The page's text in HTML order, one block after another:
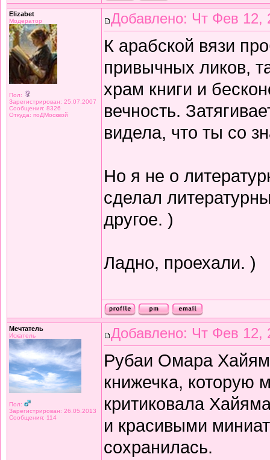
Elizabet
Модератор
Пол:
Зарегистрирован: 25.07.2007
Сообщения: 8326
Откуда: поДМосквой
Добавлено: Чт Фев 12,
К арабской вязи
привычных ликов,
храм книги и
вечность.
видела, что ты со
Но я не о
сделал
другое. )
Ладно, проехали. )
Мечтатель
Искатель
Пол:
Зарегистрирован: 26.05.2013
Сообщения: 114
Добавлено: Чт Фев 12,
Рубаи Омара
книжечка, которую
критиковала
и красивыми
сохранилась.